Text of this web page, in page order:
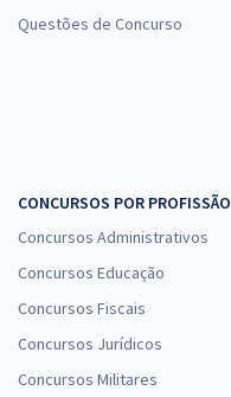
Questões de Concurso
CONCURSOS POR PROFISSÃO
Concursos Administrativos
Concursos Educação
Concursos Fiscais
Concursos Jurídicos
Concursos Militares